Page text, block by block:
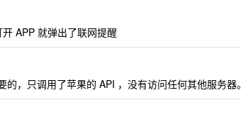
APP 就弹出了联网提醒
，只调用了苹果的 API ，没有访问任何其他服务器。